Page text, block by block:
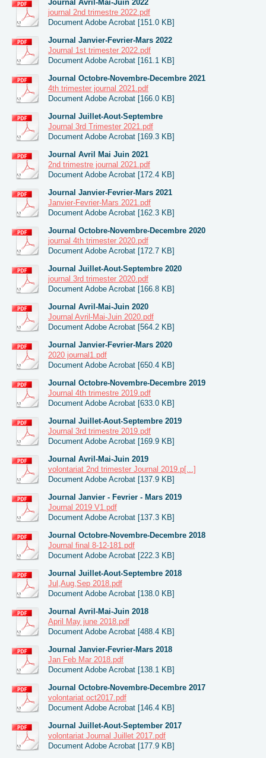
Journal Avril-Mai-Juin 2022
journal 2nd trimestre 2022.pdf
Document Adobe Acrobat [151.0 KB]
Journal Janvier-Fevrier-Mars 2022
Journal 1st trimester 2022.pdf
Document Adobe Acrobat [161.1 KB]
Journal Octobre-Novembre-Decembre 2021
4th trimester journal 2021.pdf
Document Adobe Acrobat [166.0 KB]
Journal Juillet-Aout-Septembre
Journal 3rd Trimester 2021.pdf
Document Adobe Acrobat [169.3 KB]
Journal Avril Mai Juin 2021
2nd trimestre journal 2021.pdf
Document Adobe Acrobat [172.4 KB]
Journal Janvier-Fevrier-Mars 2021
Janvier-Fevrier-Mars 2021.pdf
Document Adobe Acrobat [162.3 KB]
Journal Octobre-Novembre-Decembre 2020
journal 4th trimester 2020.pdf
Document Adobe Acrobat [172.7 KB]
Journal Juillet-Aout-Septembre 2020
journal 3rd trimester 2020.pdf
Document Adobe Acrobat [166.8 KB]
Journal Avril-Mai-Juin 2020
Journal Avril-Mai-Juin 2020.pdf
Document Adobe Acrobat [564.2 KB]
Journal Janvier-Fevrier-Mars 2020
2020 journal1.pdf
Document Adobe Acrobat [650.4 KB]
Journal Octobre-Novembre-Decembre 2019
Journal 4th trimestre 2019.pdf
Document Adobe Acrobat [633.0 KB]
Journal Juillet-Aout-Septembre 2019
Journal 3rd trimestre 2019.pdf
Document Adobe Acrobat [169.9 KB]
Journal Avril-Mai-Juin 2019
volontariat 2nd trimester Journal 2019.p[...]
Document Adobe Acrobat [137.9 KB]
Journal Janvier - Fevrier - Mars 2019
Journal 2019 V1.pdf
Document Adobe Acrobat [137.3 KB]
Journal Octobre-Novembre-Decembre 2018
Journal final 8-12-181.pdf
Document Adobe Acrobat [222.3 KB]
Journal Juillet-Aout-Septembre 2018
Jul,Aug,Sep 2018.pdf
Document Adobe Acrobat [138.0 KB]
Journal Avril-Mai-Juin 2018
April May june 2018.pdf
Document Adobe Acrobat [488.4 KB]
Journal Janvier-Fevrier-Mars 2018
Jan Feb Mar 2018.pdf
Document Adobe Acrobat [138.1 KB]
Journal Octobre-Novembre-Decembre 2017
volontariat oct2017.pdf
Document Adobe Acrobat [146.4 KB]
Journal Juillet-Aout-September 2017
volontariat Journal Juillet 2017.pdf
Document Adobe Acrobat [177.9 KB]